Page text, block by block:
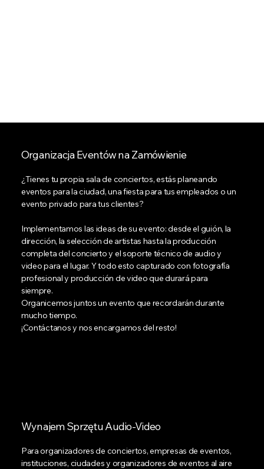
Organizacja Eventów na Zamówienie
¿Tienes tu propia sala de conciertos, estás planeando
eventos para la ciudad, una fiesta para tus empleados o un
evento privado para tus clientes?
Implementamos las ideas de su evento: desde el guión, la
dirección, la selección de artistas hasta la producción
completa del concierto y el soporte técnico de audio y
video para el lugar. Y todo esto capturado con fotografía
profesional y producción de video que durará para
siempre.
Organicemos juntos un evento que recordarán durante
mucho tiempo.
¡Contáctanos y nos encargamos del resto!
Wynajem Sprzętu Audio-Video
Para organizadores de conciertos, empresas de eventos,
instituciones, ciudades y organizadores de eventos al aire